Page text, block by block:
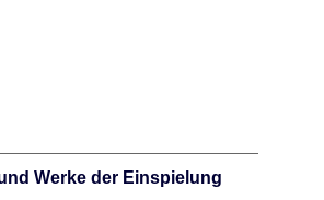
Werke der Einspielung